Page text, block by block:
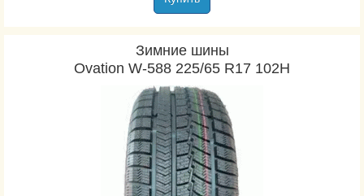
Зимние шины
Ovation W-588 225/65 R17 102H